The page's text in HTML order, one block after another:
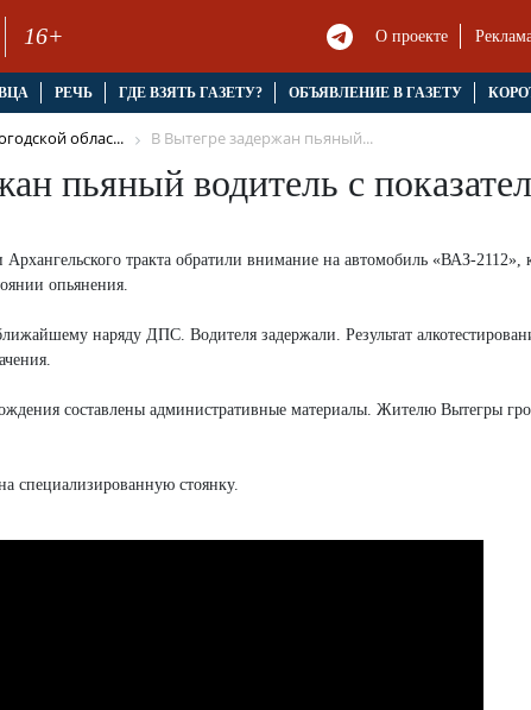
16+ О проекте
РЕЧЬ ГДЕ ВЗЯТЬ ГАЗЕТУ? ОБЪЯВЛЕНИЕ В ГАЗЕТУ
облас... В Вытегре задержан пьяный...
пьяный водитель с
тракта обратили внимание на автомобиль «ВАЗ-2112»,
опьянения.
наряду ДПС. Водителя задержали. Результат
составлены административные материалы. Жителю Вытегры
специализированную стоянку.